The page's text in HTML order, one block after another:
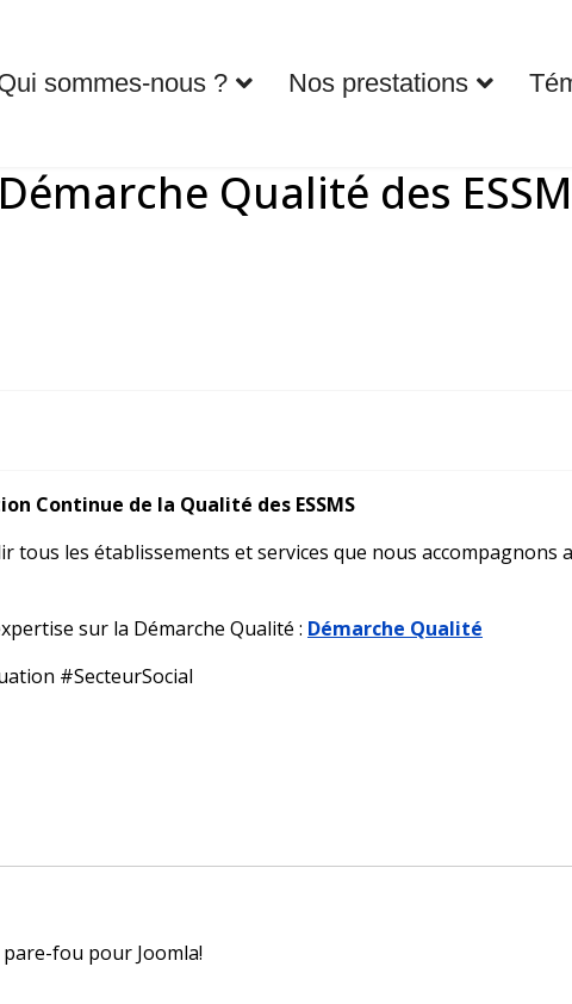
sommes-nous ? Nos prestations
Qualité des
Continue de la Qualité des ESSMS
les établissements et services que nous accompagnons
sur la Démarche Qualité : Démarche Qualité
#SecteurSocial
ESSMS !